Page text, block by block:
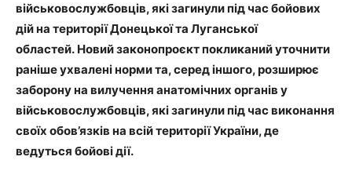
військовослужбовців, які загинули під час бойових
дій на території Донецької та Луганської
областей. Новий законопроєкт покликаний уточнити
раніше ухвалені норми та, серед іншого, розширює
заборону на вилучення анатомічних органів у
військовослужбовців, які загинули під час виконання
своїх обов’язків на всій території України, де
ведуться бойові дії.